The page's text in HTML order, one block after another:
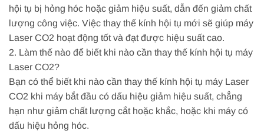
hội tụ bị hỏng hóc hoặc giảm hiệu suất, dẫn đến giảm chất
lượng công việc. Việc thay thế kính hội tụ mới sẽ giúp máy
Laser CO2 hoạt động tốt và đạt được hiệu suất cao.
2. Làm thế nào để biết khi nào cần thay thế kính hội tụ máy
Laser CO2?
Bạn có thể biết khi nào cần thay thế kính hội tụ máy Laser
CO2 khi máy bắt đầu có dấu hiệu giảm hiệu suất, chẳng
hạn như giảm chất lượng cắt hoặc khắc, hoặc khi máy có
dấu hiệu hỏng hóc.